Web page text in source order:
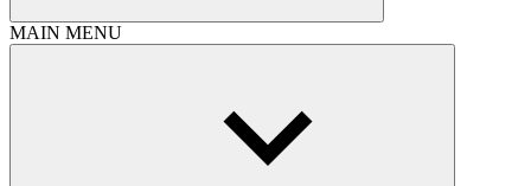
MAIN MENU